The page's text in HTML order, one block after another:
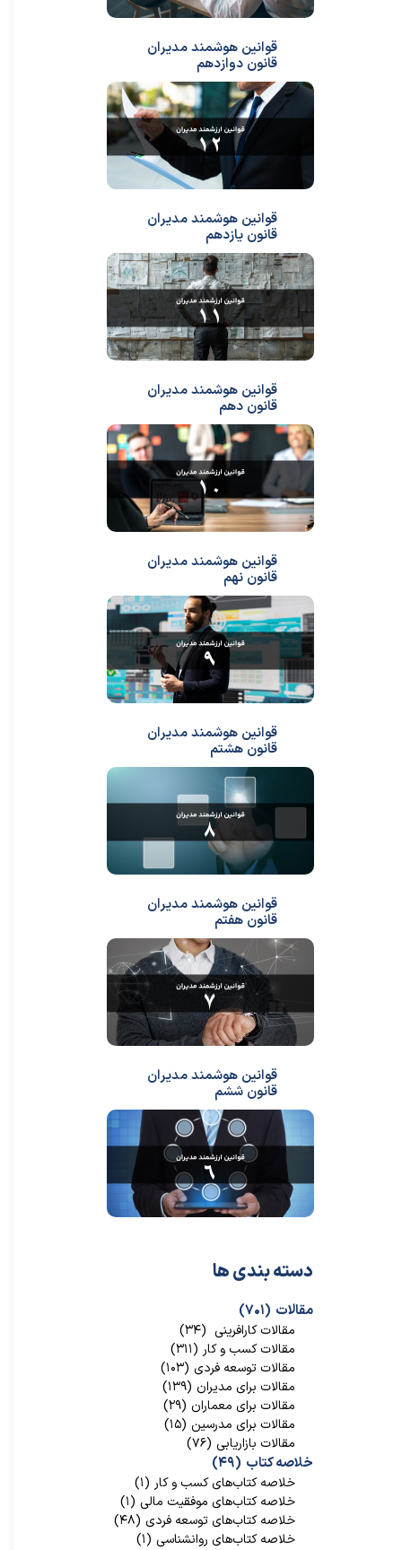
مقالات (۷۰۱)
مقالات کارافرینی (۳۴)
مقالات کسب و کار (۳۱۱)
مقالات توسعه فردی (۱۰۳)
مقالات برای مدیران (۱۳۹)
مقالات برای معماران (۲۹)
مقالات برای مدرسین (۱۵)
مقالات بازاریابی (۷۶)
خلاصه کتاب (۴۹)
خلاصه کتاب‌‌های کسب و کار (۱)
خلاصه کتاب‌‌های موفقیت مالی (۱)
خلاصه کتاب‌های توسعه فردی (۴۸)
خلاصه کتاب‌های روانشناسی (۱)
دسته بندی ها
قوانین هوشمند مدیران
قانون دوازدهم
قوانین هوشمند مدیران
قانون یازدهم
قوانین هوشمند مدیران
قانون دهم
قوانین هوشمند مدیران
قانون نهم
قوانین هوشمند مدیران
قانون هشتم
قوانین هوشمند مدیران
قانون هفتم
قوانین هوشمند مدیران
قانون ششم